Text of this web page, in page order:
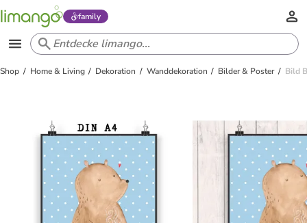
family
Shop Home & Living Dekoration Wanddekoration Bilder & Poster Bild